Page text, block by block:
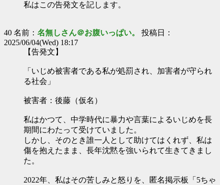
私はこの告発文を記します。
40 名前： 名無しさん＠お腹いっぱい。 投稿日：
2025/06/04(Wed) 18:17
【告発文】
「いじめ被害者である私が処罰され、加害者が守られ
る社会」
被害者：後藤（仮名）
私はかつて、中学時代に暴力や言葉によるいじめを長
期間にわたって受けていました。
しかし、そのとき誰一人として助けてはくれず、私は
傷を抱えたまま、長年沈黙を強いられて生きてきまし
た。
2022年、私はその苦しみと怒りを、匿名掲示板「5ちゃ